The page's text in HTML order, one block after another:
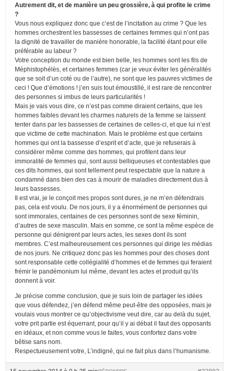
Autrement dit, et de manière un peu grossière, à qui profite le crime
?
Vous nous expliquez donc que c’est de l’incitation au crime ? Que les
hommes orchestrent les bassesses de certaines femmes qui n’ont pas
la dignité de travailler de manière honorable, la facilité étant pour elle
préférable au labeur ?
Votre conception du monde est bien belle, les hommes sont les fils de
Méphistophélès, et certaines femmes (car je veux éviter les généralités
que se soit d’un coté ou de l’autre), ne sont que les pauvres victimes de
ceci ! Que d’émotions ! j’en suis tout émoustillé, il est rare de rencontrer
des personnes si imbus de leurs particularités !
Mais je vais vous dire, ce n’est pas comme diraient certains, que les
hommes faibles devant les charmes naturels de la femme se laissent
tenter dans par les bassesses de certaines de celles-ci, et que lui n’est
que victime de cette machination. Mais le problème est que certains
hommes qui ont la bassesse d’esprit et d’acte, que je refuserais à
considérer même comme des hommes, qui profitent dans leur
immoralité de femmes qui, sont aussi belliqueuses et contestables que
ces dits hommes, qui sont tellement peut respectable que la nature a
condamné dans bien des cas à mourir de maladies directement dus à
leurs bassesses.
Il est vrai, je le conçoit mes propos sont dures, je ne m’en défendrais
pas, cela est voulu. De nos jours, il y a énormément de personnes qui
sont immorales, centaines de ces personnes sont de sexe féminin,
d’autres de sexe masculin. Mais en somme, ce sont la même espèce de
personne qui dénigrent par leurs actes, les sexes dont ils sont
membres. C’est malheureusement ces personnes qui dirige les médias
de nos jours. Ne critiquez donc pas les hommes pour des choses dont
sont responsable cette collégialité d’hommes et de femmes qui feraient
frémir le pandémonium lui même, devant les actes et produit qu’ils
donnent à voir.
Je précise comme conclusion, que je suis loin de partager les idées
que vous défendez, j’en défend même peut-être des opposées, mais je
voulais vous montrer ce qu’objectivisme veut dire, car au delà du sujet,
votre prit partie est équerrant, pour qu’il y ai débat il faut des opposants
en idéaux, et non comme vous le faites, vous confortez dans votre
bêtise sans nom.
Respectueusement votre, L’indigné, qui ne fait plus dans l’humanisme.